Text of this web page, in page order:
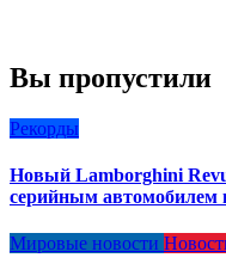
Вы пропустили
Рекорды
Новый Lamborghini
серийным автомобилем
Мировые новости